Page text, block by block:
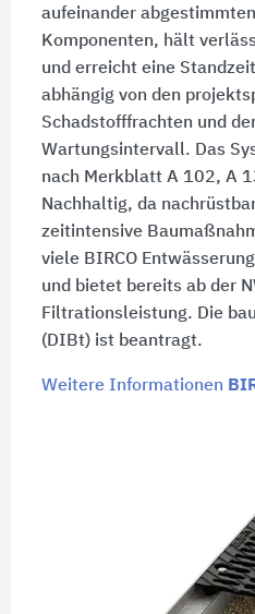
aufeinander
Komponenten, hält
und erreicht eine
abhängig von den
Schadstofffrachten und
Wartungsintervall. Das
nach Merkblatt A 102, A
Nachhaltig, da
zeitintensive
viele BIRCO
und bietet bereits ab der
Filtrationsleistung. Die
(DIBt) ist beantragt.
Weitere Informationen